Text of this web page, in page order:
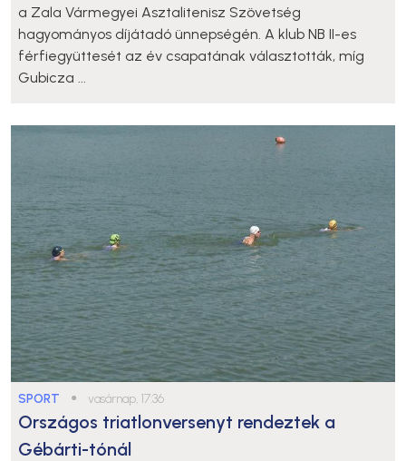
a Zala Vármegyei Asztalitenisz Szövetség
hagyományos díjátadó ünnepségén. A klub NB II-es
férfiegyüttesét az év csapatának választották, míg
Gubicza ...
SPORT ● vasárnap, 17:36
Országos triatlonversenyt rendeztek a
Gébárti-tónál